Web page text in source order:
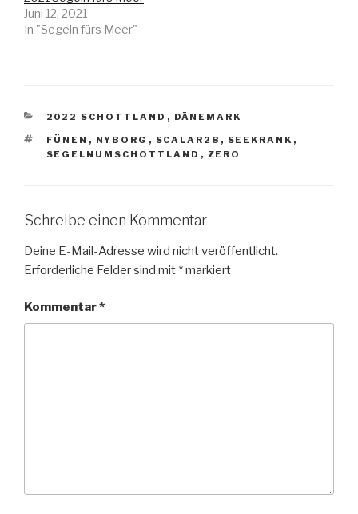
Juni 12, 2021
In "Segeln fürs Meer"
KATEGORIEN
2022 SCHOTTLAND , DÄNEMARK
SCHLAGWÖRTER
FÜNEN , NYBORG , SCALAR28 , SEEKRANK ,
SEGELNUMSCHOTTLAND , ZERO
Schreibe einen Kommentar
Deine E-Mail-Adresse wird nicht veröffentlicht.
Erforderliche Felder sind mit *markiert
Kommentar*